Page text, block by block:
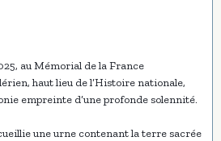
au Mémorial de la France
haut lieu de l’Histoire nationale,
empreinte d’une profonde solennité.
une urne contenant la terre sacrée